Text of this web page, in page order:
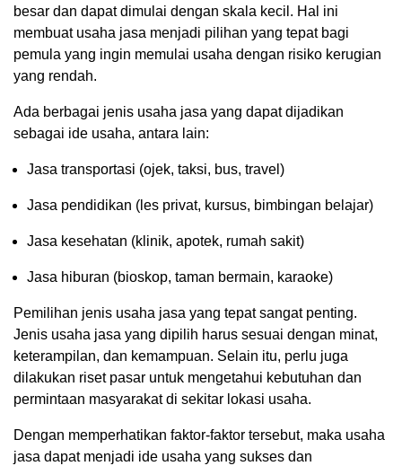
besar dan dapat dimulai dengan skala kecil. Hal ini
membuat usaha jasa menjadi pilihan yang tepat bagi
pemula yang ingin memulai usaha dengan risiko kerugian
yang rendah.
Ada berbagai jenis usaha jasa yang dapat dijadikan
sebagai ide usaha, antara lain:
Jasa transportasi (ojek, taksi, bus, travel)
Jasa pendidikan (les privat, kursus, bimbingan belajar)
Jasa kesehatan (klinik, apotek, rumah sakit)
Jasa hiburan (bioskop, taman bermain, karaoke)
Pemilihan jenis usaha jasa yang tepat sangat penting.
Jenis usaha jasa yang dipilih harus sesuai dengan minat,
keterampilan, dan kemampuan. Selain itu, perlu juga
dilakukan riset pasar untuk mengetahui kebutuhan dan
permintaan masyarakat di sekitar lokasi usaha.
Dengan memperhatikan faktor-faktor tersebut, maka usaha
jasa dapat menjadi ide usaha yang sukses dan